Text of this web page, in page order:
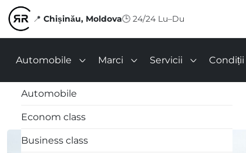
📍 Chișinău, Moldova🕒 24/24 Lu–Du
Automobile Marci Servicii Condiții
Automobile
Econom class
Business class